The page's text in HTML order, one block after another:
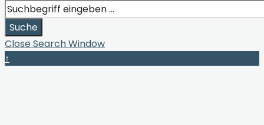
Suche
Close Search Window
↑